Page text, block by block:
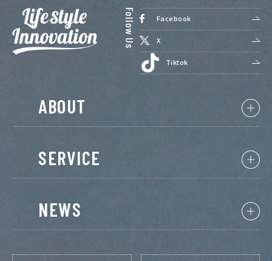
Facebook
X
Tiktok
ABOUT
SERVICE
NEWS